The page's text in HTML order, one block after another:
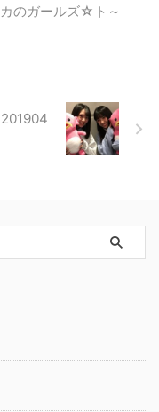
のガールズ☆ト～